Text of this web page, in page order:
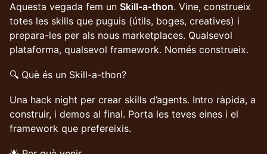
Aquesta vegada fem un Skill-a-thon. Vine, construeix
totes les skills que puguis (útils, boges, creatives) i
prepara-les per als nous marketplaces. Qualsevol
plataforma, qualsevol framework. Només construeix.
🔍 Què és un Skill-a-thon?
Una hack night per crear skills d’agents. Intro ràpida, a
construir, i demos al final. Porta les teves eines i el
framework que prefereixis.